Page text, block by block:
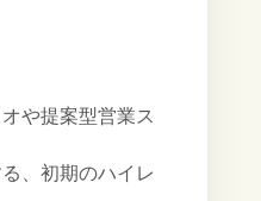
や提案型営業ス
、初期のハイレ